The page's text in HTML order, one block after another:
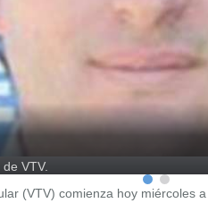
VTV.
(VTV) comienza hoy miércoles